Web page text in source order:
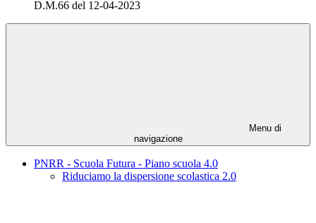
D.M.66 del 12-04-2023
Menu di
navigazione
PNRR - Scuola Futura - Piano scuola 4.0
Riduciamo la dispersione scolastica 2.0